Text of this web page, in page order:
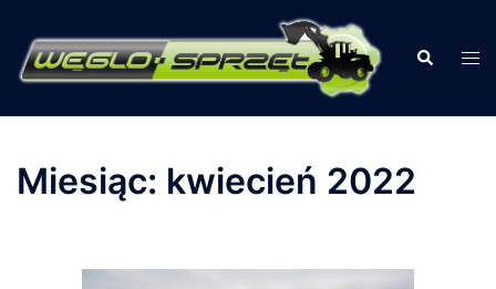
treści
Szukaj
Miesiąc: kwiecień 2022